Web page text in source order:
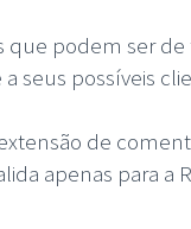
podem ser
seus possíveis
de
apenas para